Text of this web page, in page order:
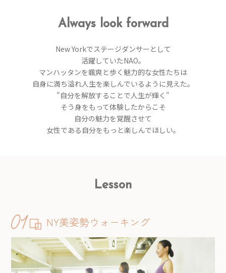
Always look forward
New Yorkでステージダンサーとして
活躍していたNAO。
マンハッタンを颯爽と歩く魅力的な女性たちは
自身に満ち溢れ人生を楽しんでいるように見えた。
"自分を解放することで人生が輝く"
そう身をもって体験したからこそ
自分の魅力を覚醒させて
女性である自分をもっと楽しんでほしい。
Lesson
NY美姿勢ウォーキング